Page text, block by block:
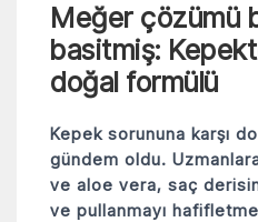
Meğer çözümü
basitmiş:
doğal formülü
Kepek sorununa karşı
gündem oldu.
ve aloe vera, saç
ve pullanmayı